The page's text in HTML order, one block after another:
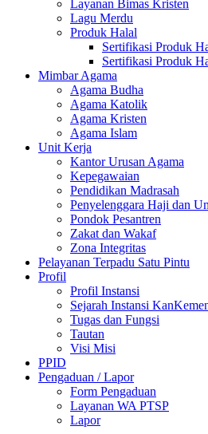
Layanan Bimas Kristen
Lagu Merdu
Produk Halal
Sertifikasi Produk
Sertifikasi Produk
Mimbar Agama
Agama Budha
Agama Katolik
Agama Kristen
Agama Islam
Unit Kerja
Kantor Urusan Agama
Kepegawaian
Pendidikan Madrasah
Penyelenggara Haji dan
Pondok Pesantren
Zakat dan Wakaf
Zona Integritas
Pelayanan Terpadu Satu Pintu
Profil
Profil Instansi
Sejarah Instansi
Tugas dan Fungsi
Tautan
Visi Misi
PPID
Pengaduan / Lapor
Form Pengaduan
Layanan WA PTSP
Lapor